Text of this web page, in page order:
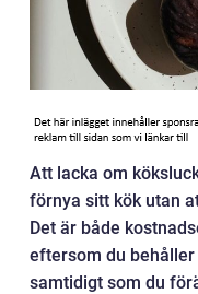
Att lacka om
förnya sitt kök utan
Det är både
eftersom du
samtidigt som du